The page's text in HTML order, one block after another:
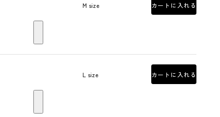
M size カートに入れる
L size カートに入れる